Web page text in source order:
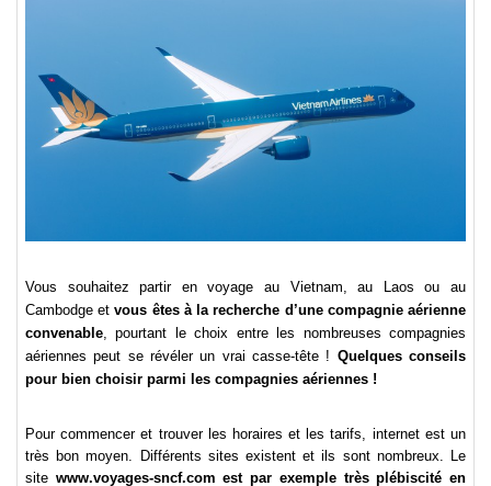
Vous souhaitez partir en voyage au Vietnam, au Laos ou au
Cambodge etvous êtes à la recherche d’une compagnie aérienne
convenable , pourtant le choix entre les nombreuses compagnies
aériennes peut se révéler un vrai casse-tête ! Quelques conseils
pour bien choisir parmi les compagnies aériennes !
Pour commencer et trouver les horaires et les tarifs, internet est un
très bon moyen. Différents sites existent et ils sont nombreux. Le
site www.voyages-sncf.com est par exemple très plébiscité en